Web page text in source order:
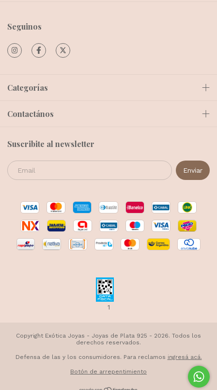
Seguinos
Categorías
Contactános
Suscribite al newsletter
1
Copyright Exótica Joyas - Joyas de Plata 925 - 2026. Todos los
derechos reservados.
Defensa de las y los consumidores. Para reclamos ingresá acá.
Botón de arrepentimiento